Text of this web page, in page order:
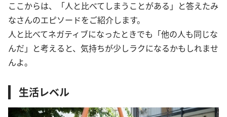
ここからは、「人と比べてしまうことがある」と答えたみ
なさんのエピソードをご紹介します。
人と比べてネガティブになったときでも「他の人も同じな
んだ」と考えると、気持ちが少しラクになるかもしれませ
んよ。
生活レベル